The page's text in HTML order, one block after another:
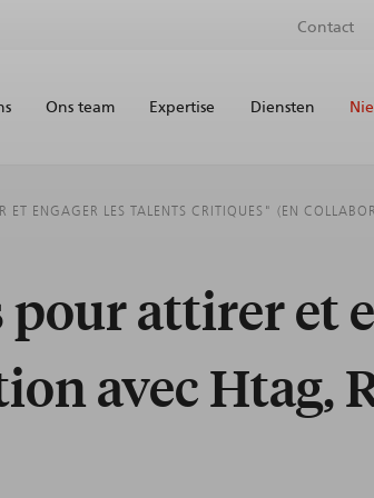
Contact
Ons team Expertise Diensten
ENGAGER LES TALENTS CRITIQUES" (EN
attirer et
avec Htag,